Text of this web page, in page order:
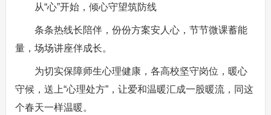
从“心”开始，倾心守望筑防线
条条热线长陪伴，份份方案安人心，节节微课蓄能
量，场场讲座伴成长。
为切实保障师生心理健康，各高校坚守岗位，暖心
守候，送上“心理处方”，让爱和温暖汇成一股暖流，同这
个春天一样温暖。